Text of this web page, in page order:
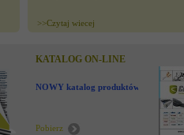
>>Czytaj wiecej
KATALOG ON-LINE
NOWY katalog produktów !
Pobierz